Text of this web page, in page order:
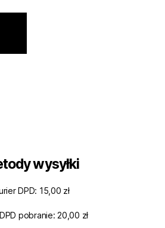
wysyłki
DPD: 15,00 zł
pobranie: 20,00 zł